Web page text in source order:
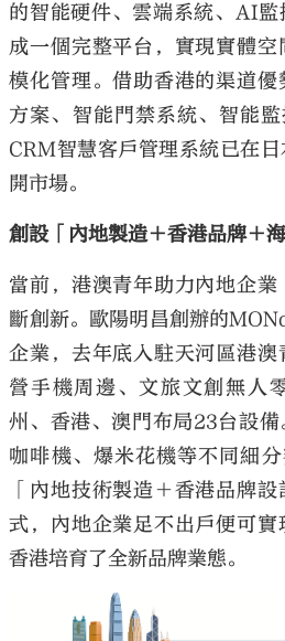
的智能硬件、雲端系統、AI
成一個完整平台，實現實體
模化管理。借助香港的渠道
方案、智能門禁系統、智能
CRM智慧客戶管理系統已在
開市場。
創設「內地製造＋香港品牌＋海
當前，港澳青年助力內地企
斷創新。歐陽明昌創辦的
企業，去年底入駐天河區港
營手機周邊、文旅文創無人
州、香港、澳門布局23台設
咖啡機、爆米花機等不同細
「內地技術製造＋香港品牌
式，內地企業足不出戶便可
香港培育了全新品牌業態。